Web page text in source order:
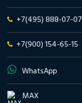
+7(495) 888-07-07
+7(900) 154-65-15
WhatsApp
MAX